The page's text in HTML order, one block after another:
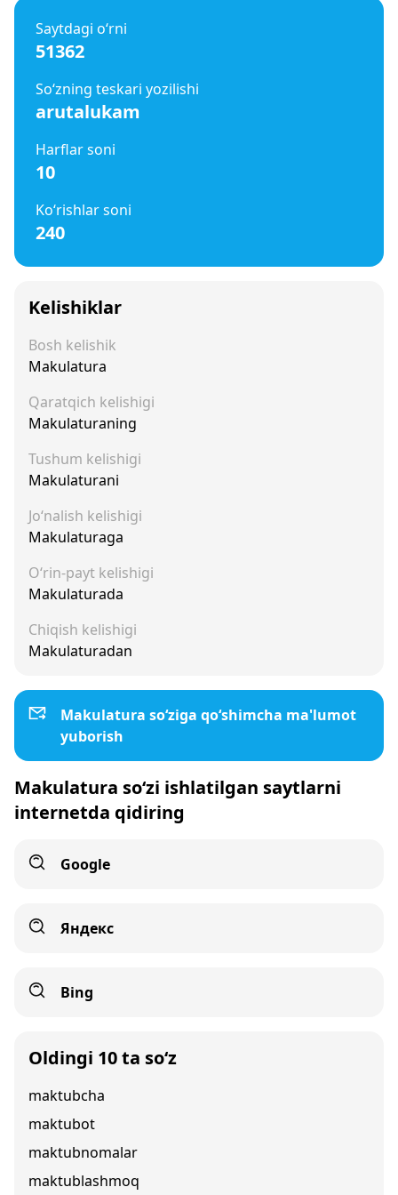
Saytdagi o‘rni
51362
So‘zning teskari yozilishi
arutalukam
Harflar soni
10
Ko‘rishlar soni
240
Kelishiklar
Bosh kelishik
Makulatura
Qaratqich kelishigi
Makulaturaning
Tushum kelishigi
Makulaturani
Jo‘nalish kelishigi
Makulaturaga
O‘rin-payt kelishigi
Makulaturada
Chiqish kelishigi
Makulaturadan
Makulatura so‘ziga qo‘shimcha ma'lumot
yuborish
Makulatura so‘zi ishlatilgan saytlarni
internetda qidiring
Google
Яндекс
Bing
Oldingi 10 ta so‘z
maktubcha
maktubot
maktubnomalar
maktublashmoq